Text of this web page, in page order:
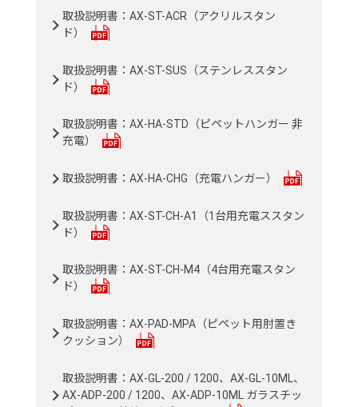
取扱説明書：AX-ST-ACR（アクリルスタン
ド）
取扱説明書：AX-ST-SUS（ステンレススタン
ド）
取扱説明書：AX-HA-STD（ピペットハンガー 非
充電）
取扱説明書：AX-HA-CHG（充電ハンガー）
取扱説明書：AX-ST-CH-A1（1台用充電ススタン
ド）
取扱説明書：AX-ST-CH-M4（4台用充電スタン
ド）
取扱説明書：AX-PAD-MPA（ピペット用肘置き
クッション）
取扱説明書：AX-GL-200 / 1200、AX-GL-10ML、
AX-ADP-200 / 1200、AX-ADP-10ML ガラスチッ